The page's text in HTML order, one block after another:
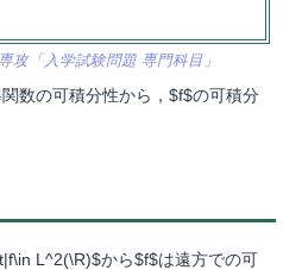
攻「入学試験問題 専門科目」
数の可積分性から，$f$の可積分
L^2(\R)$から$f$は遠方での可